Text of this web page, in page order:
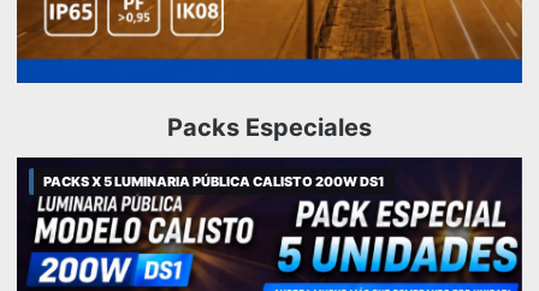
Packs Especiales
PACKS X 5 LUMINARIA PÚBLICA CALISTO 200W DS1